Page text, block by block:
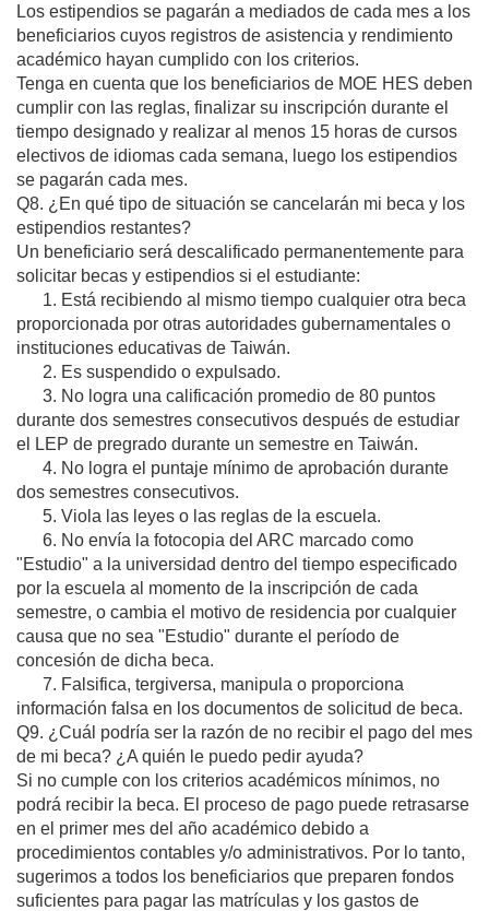
Los estipendios se pagarán a mediados de cada mes a los
beneficiarios cuyos registros de asistencia y rendimiento
académico hayan cumplido con los criterios.
Tenga en cuenta que los beneficiarios de MOE HES deben
cumplir con las reglas, finalizar su inscripción durante el
tiempo designado y realizar al menos 15 horas de cursos
electivos de idiomas cada semana, luego los estipendios
se pagarán cada mes.
Q8. ¿En qué tipo de situación se cancelarán mi beca y los
estipendios restantes?
Un beneficiario será descalificado permanentemente para
solicitar becas y estipendios si el estudiante:
1. Está recibiendo al mismo tiempo cualquier otra beca
proporcionada por otras autoridades gubernamentales o
instituciones educativas de Taiwán.
2. Es suspendido o expulsado.
3. No logra una calificación promedio de 80 puntos
durante dos semestres consecutivos después de estudiar
el LEP de pregrado durante un semestre en Taiwán.
4. No logra el puntaje mínimo de aprobación durante
dos semestres consecutivos.
5. Viola las leyes o las reglas de la escuela.
6. No envía la fotocopia del ARC marcado como
"Estudio" a la universidad dentro del tiempo especificado
por la escuela al momento de la inscripción de cada
semestre, o cambia el motivo de residencia por cualquier
causa que no sea "Estudio" durante el período de
concesión de dicha beca.
7. Falsifica, tergiversa, manipula o proporciona
información falsa en los documentos de solicitud de beca.
Q9. ¿Cuál podría ser la razón de no recibir el pago del mes
de mi beca? ¿A quién le puedo pedir ayuda?
Si no cumple con los criterios académicos mínimos, no
podrá recibir la beca. El proceso de pago puede retrasarse
en el primer mes del año académico debido a
procedimientos contables y/o administrativos. Por lo tanto,
sugerimos a todos los beneficiarios que preparen fondos
suficientes para pagar las matrículas y los gastos de